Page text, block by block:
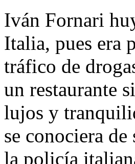
Iván Fornari
Italia, pues era
tráfico de
un restaurante
lujos y
se conociera
la policía